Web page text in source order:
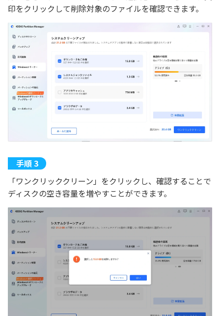
印をクリックして削除対象のファイルを確認できます。
「ワンクリッククリーン」をクリックし、確認することで
ディスクの空き容量を増やすことができます。